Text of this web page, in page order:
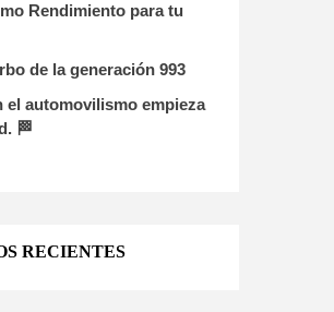
Rendimiento para tu
de la generación 993
el automovilismo empieza
🏁
RECIENTES